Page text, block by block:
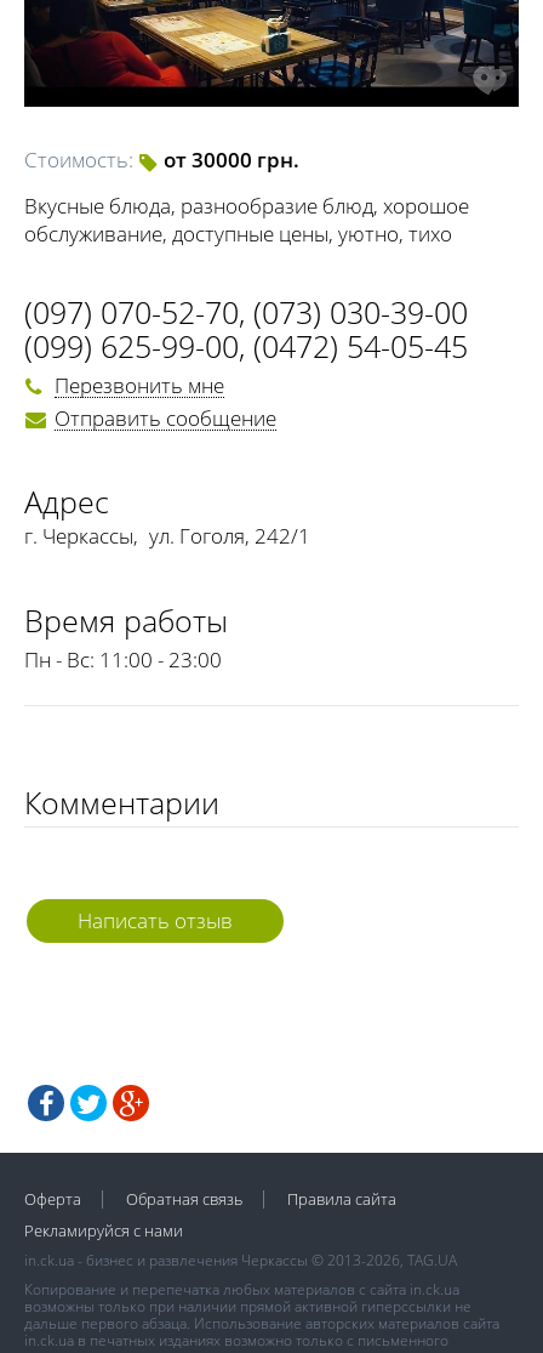
Стоимость:
от 30000 грн.
Вкусные блюда, разнообразие блюд, хорошое
обслуживание, доступные цены, уютно, тихо
(097) 070-52-70, (073) 030-39-00
(099) 625-99-00, (0472) 54-05-45
Перезвонить мне
Отправить сообщение
Адрес
г. Черкассы, ул. Гоголя, 242/1
Время работы
Пн - Вс: 11:00 - 23:00
Комментарии
Написать отзыв
Оферта Обратная связь
Правила сайта
Рекламируйся с нами
in.ck.ua - бизнес и развлечения Черкассы © 2013-2026, TAG.UA
Копирование и перепечатка любых материалов с сайта in.ck.ua
возможны только при наличии прямой активной гиперссылки не
дальше первого абзаца. Использование авторских материалов сайта
in.ck.ua в печатных изданиях возможно только с письменного